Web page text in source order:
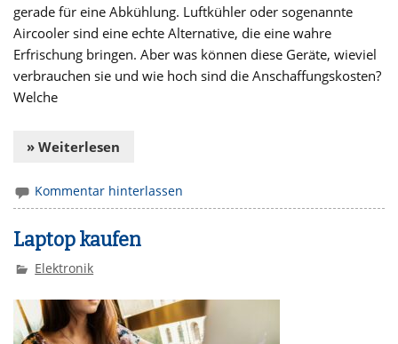
gerade für eine Abkühlung. Luftkühler oder sogenannte
Aircooler sind eine echte Alternative, die eine wahre
Erfrischung bringen. Aber was können diese Geräte, wieviel
verbrauchen sie und wie hoch sind die Anschaffungskosten?
Welche
» Weiterlesen
Kommentar hinterlassen
Laptop kaufen
Elektronik